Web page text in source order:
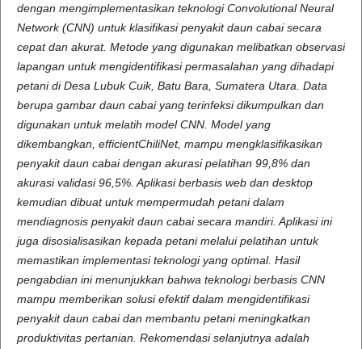
dengan mengimplementasikan teknologi Convolutional Neural
Network (CNN) untuk klasifikasi penyakit daun cabai secara
cepat dan akurat. Metode yang digunakan melibatkan observasi
lapangan untuk mengidentifikasi permasalahan yang dihadapi
petani di Desa Lubuk Cuik, Batu Bara, Sumatera Utara. Data
berupa gambar daun cabai yang terinfeksi dikumpulkan dan
digunakan untuk melatih model CNN. Model yang
dikembangkan, efficientChiliNet, mampu mengklasifikasikan
penyakit daun cabai dengan akurasi pelatihan 99,8% dan
akurasi validasi 96,5%. Aplikasi berbasis web dan desktop
kemudian dibuat untuk mempermudah petani dalam
mendiagnosis penyakit daun cabai secara mandiri. Aplikasi ini
juga disosialisasikan kepada petani melalui pelatihan untuk
memastikan implementasi teknologi yang optimal. Hasil
pengabdian ini menunjukkan bahwa teknologi berbasis CNN
mampu memberikan solusi efektif dalam mengidentifikasi
penyakit daun cabai dan membantu petani meningkatkan
produktivitas pertanian. Rekomendasi selanjutnya adalah